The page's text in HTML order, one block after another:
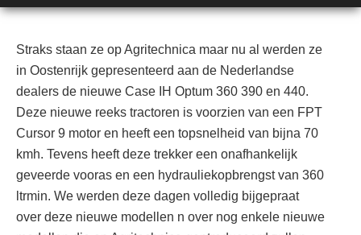
Straks staan ze op Agritechnica maar nu al werden ze
in Oostenrijk gepresenteerd aan de Nederlandse
dealers de nieuwe Case IH Optum 360 390 en 440.
Deze nieuwe reeks tractoren is voorzien van een FPT
Cursor 9 motor en heeft een topsnelheid van bijna 70
kmh. Tevens heeft deze trekker een onafhankelijk
geveerde vooras en een hydrauliekopbrengst van 360
ltrmin. We werden deze dagen volledig bijgepraat
over deze nieuwe modellen n over nog enkele nieuwe